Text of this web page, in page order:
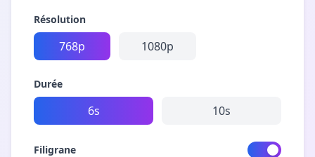
Résolution
768p 1080p
Durée
6s 10s
Filigrane